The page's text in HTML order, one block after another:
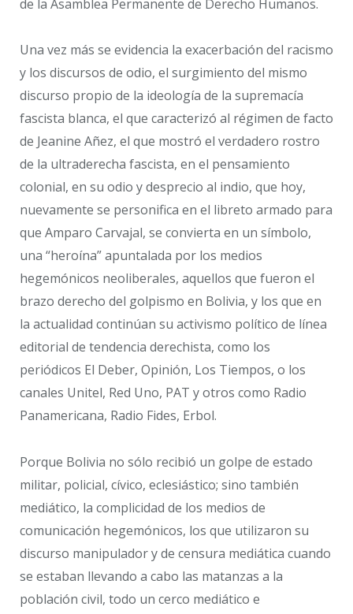
de la Asamblea Permanente de Derecho Humanos.
Una vez más se evidencia la exacerbación del racismo
y los discursos de odio, el surgimiento del mismo
discurso propio de la ideología de la supremacía
fascista blanca, el que caracterizó al régimen de facto
de Jeanine Añez, el que mostró el verdadero rostro
de la ultraderecha fascista, en el pensamiento
colonial, en su odio y desprecio al indio, que hoy,
nuevamente se personifica en el libreto armado para
que Amparo Carvajal, se convierta en un símbolo,
una “heroína” apuntalada por los medios
hegemónicos neoliberales, aquellos que fueron el
brazo derecho del golpismo en Bolivia, y los que en
la actualidad continúan su activismo político de línea
editorial de tendencia derechista, como los
periódicos El Deber, Opinión, Los Tiempos, o los
canales Unitel, Red Uno, PAT y otros como Radio
Panamericana, Radio Fides, Erbol.
Porque Bolivia no sólo recibió un golpe de estado
militar, policial, cívico, eclesiástico; sino también
mediático, la complicidad de los medios de
comunicación hegemónicos, los que utilizaron su
discurso manipulador y de censura mediática cuando
se estaban llevando a cabo las matanzas a la
población civil, todo un cerco mediático e